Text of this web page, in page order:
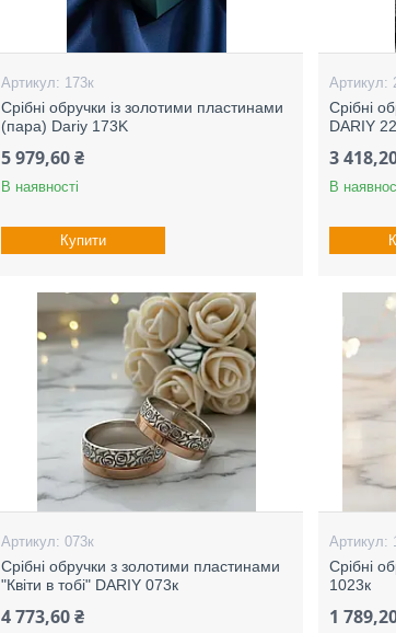
173к
Срібні обручки із золотими пластинами
(пара) Dariy 173K
5 979,60 ₴
В наявності
Купити
Срібні
DARIY
3
В
073к
Срібні обручки з золотими пластинами
"Квіти в тобі" DARIY 073к
4 773,60 ₴
Срібні
1023к
1